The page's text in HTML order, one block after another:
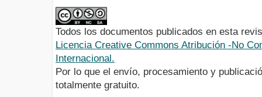
Todos los documentos publicados en esta
Licencia Creative Commons Atribución -No
Internacional.
Por lo que el envío, procesamiento y
totalmente gratuito.